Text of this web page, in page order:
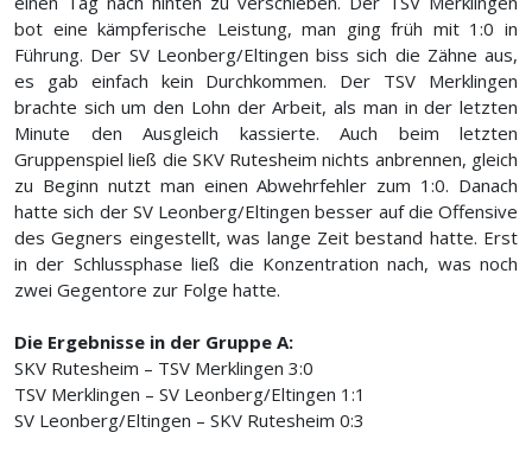
bot eine kämpferische Leistung, man ging früh mit 1:0 in
Führung. Der SV Leonberg/Eltingen biss sich die Zähne aus,
es gab einfach kein Durchkommen. Der TSV Merklingen
brachte sich um den Lohn der Arbeit, als man in der letzten
Minute den Ausgleich kassierte. Auch beim letzten
Gruppenspiel ließ die SKV Rutesheim nichts anbrennen, gleich
zu Beginn nutzt man einen Abwehrfehler zum 1:0. Danach
hatte sich der SV Leonberg/Eltingen besser auf die Offensive
des Gegners eingestellt, was lange Zeit bestand hatte. Erst
in der Schlussphase ließ die Konzentration nach, was noch
zwei Gegentore zur Folge hatte.
Die Ergebnisse in der Gruppe A:
SKV Rutesheim – TSV Merklingen 3:0
TSV Merklingen – SV Leonberg/Eltingen 1:1
SV Leonberg/Eltingen – SKV Rutesheim 0:3